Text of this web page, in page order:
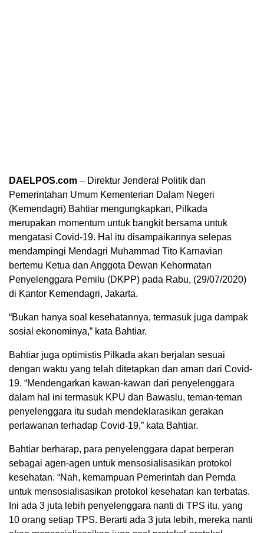
DAELPOS.com – Direktur Jenderal Politik dan
Pemerintahan Umum Kementerian Dalam Negeri
(Kemendagri) Bahtiar mengungkapkan, Pilkada
merupakan momentum untuk bangkit bersama untuk
mengatasi Covid-19. Hal itu disampaikannya selepas
mendampingi Mendagri Muhammad Tito Karnavian
bertemu Ketua dan Anggota Dewan Kehormatan
Penyelenggara Pemilu (DKPP) pada Rabu, (29/07/2020)
di Kantor Kemendagri, Jakarta.
“Bukan hanya soal kesehatannya, termasuk juga dampak
sosial ekonominya,” kata Bahtiar.
Bahtiar juga optimistis Pilkada akan berjalan sesuai
dengan waktu yang telah ditetapkan dan aman dari Covid-
19. “Mendengarkan kawan-kawan dari penyelenggara
dalam hal ini termasuk KPU dan Bawaslu, teman-teman
penyelenggara itu sudah mendeklarasikan gerakan
perlawanan terhadap Covid-19,” kata Bahtiar.
Bahtiar berharap, para penyelenggara dapat berperan
sebagai agen-agen untuk mensosialisasikan protokol
kesehatan. “Nah, kemampuan Pemerintah dan Pemda
untuk mensosialisasikan protokol kesehatan kan terbatas.
Ini ada 3 juta lebih penyelenggara nanti di TPS itu, yang
10 orang setiap TPS. Berarti ada 3 juta lebih, mereka nanti